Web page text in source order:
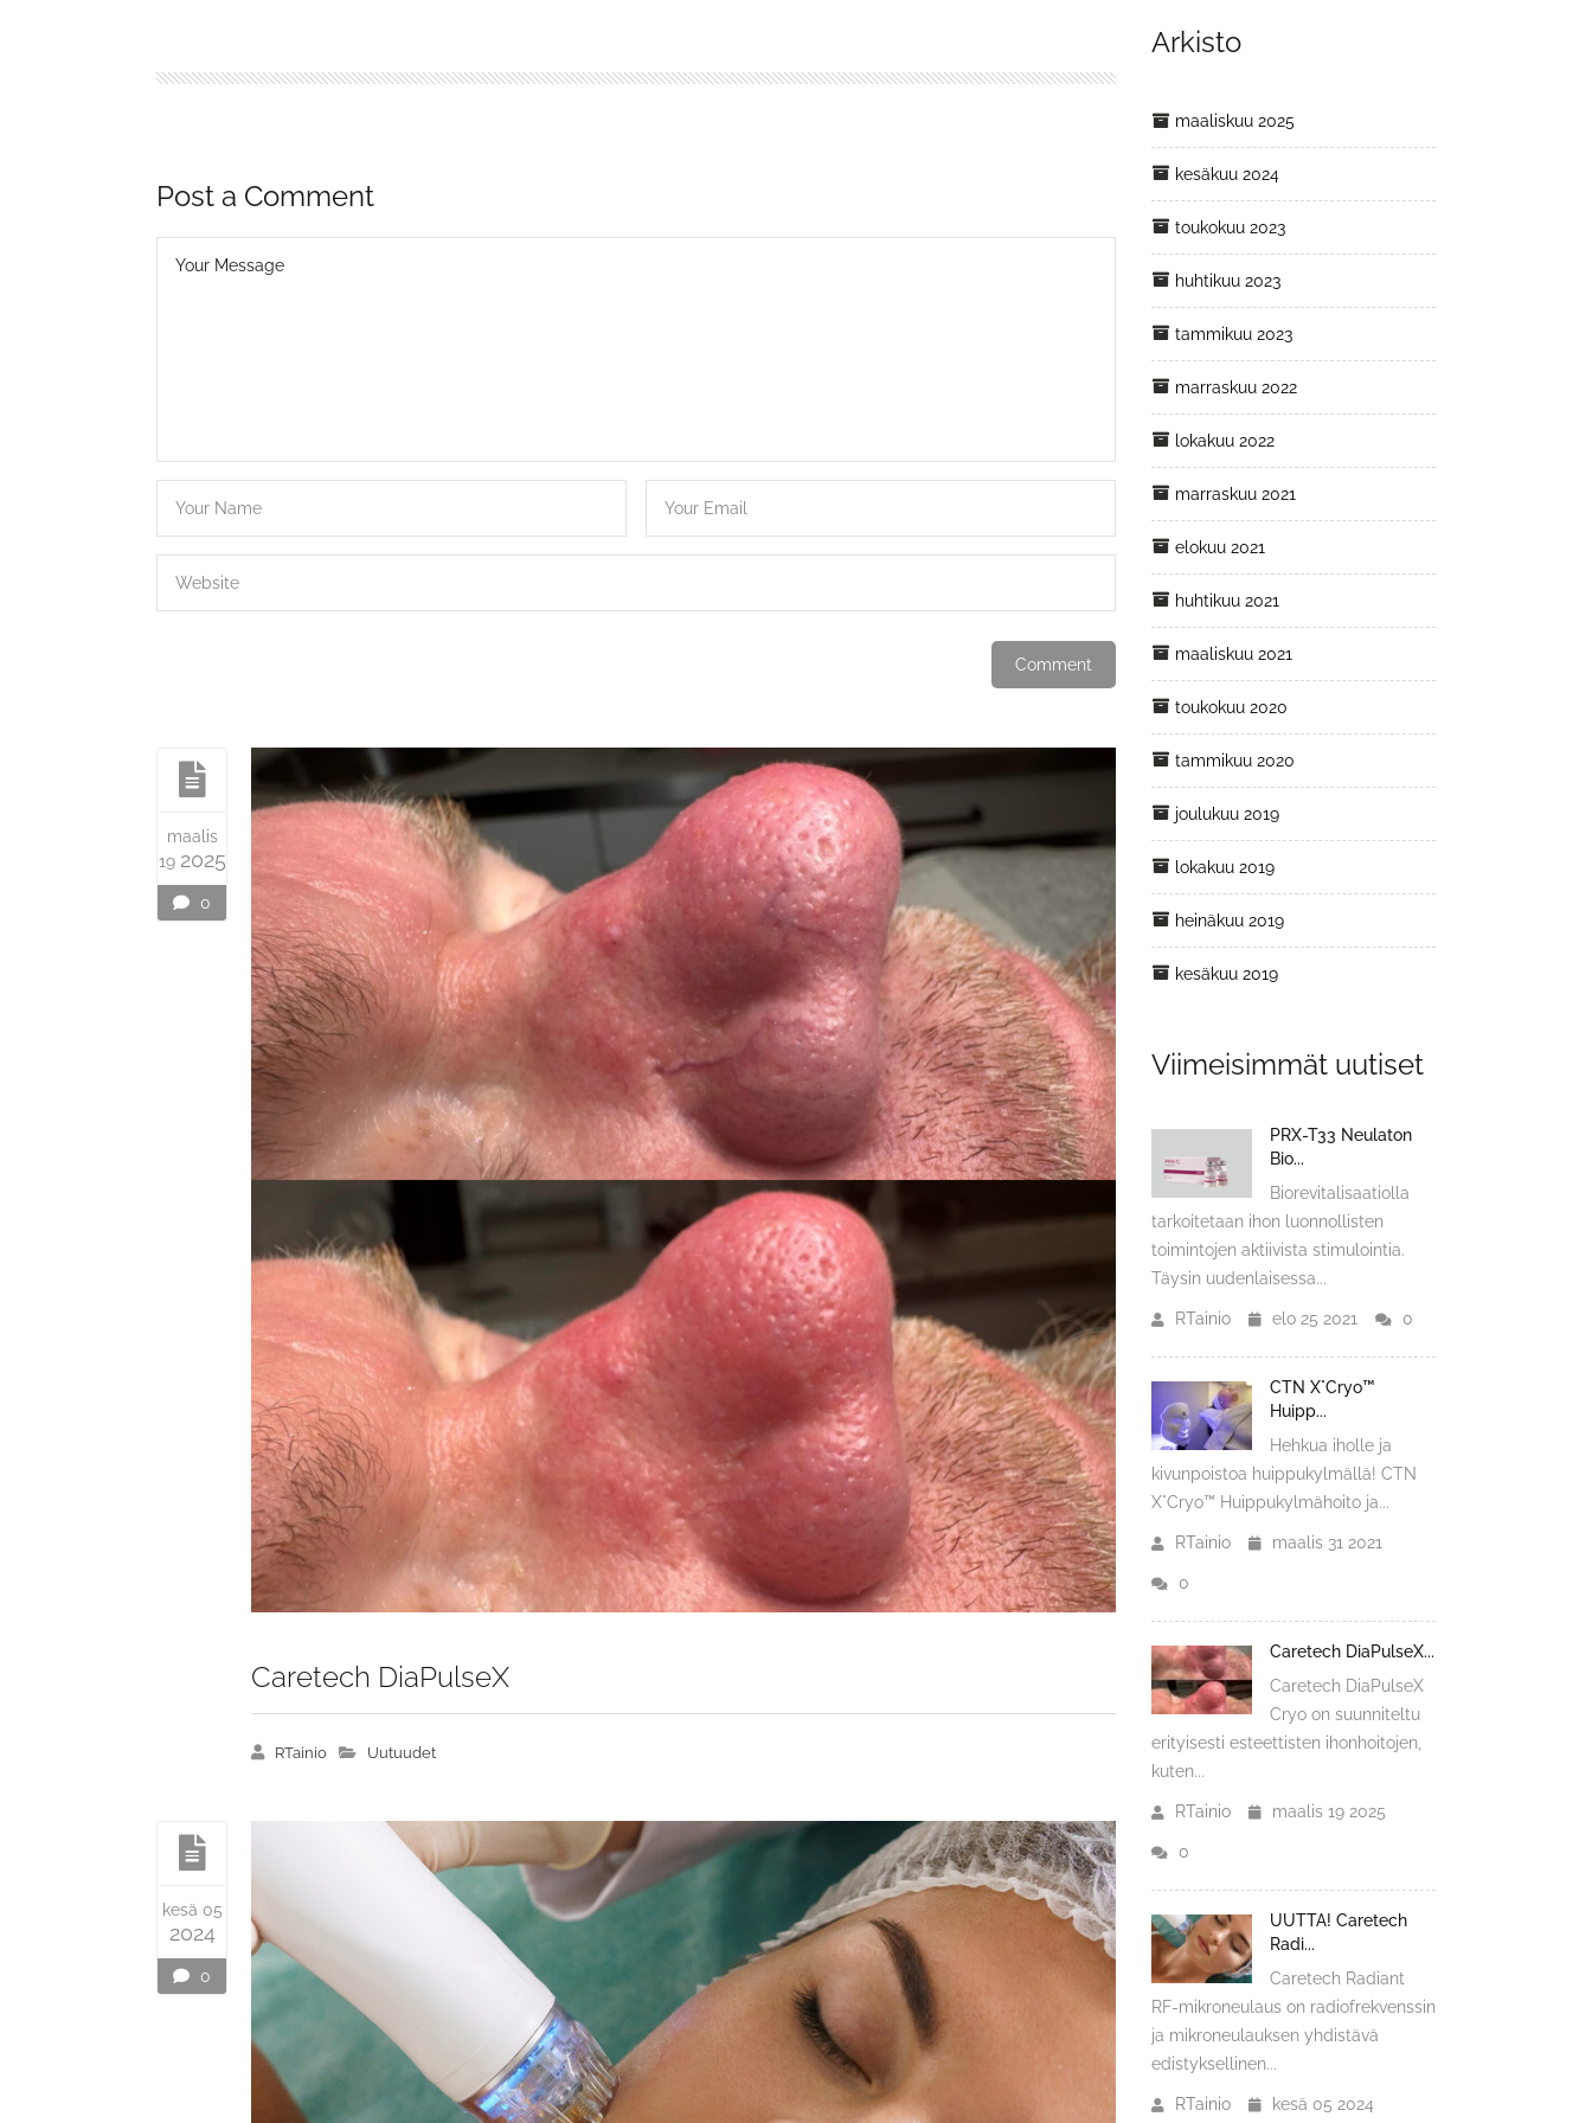
Post a Comment
maalis
19 2025
0
Caretech DiaPulseX
RTainio Uutuudet
kesä 05
2024
0
Arkisto
maaliskuu 2025
kesäkuu 2024
toukokuu 2023
huhtikuu 2023
tammikuu 2023
marraskuu 2022
lokakuu 2022
marraskuu 2021
elokuu 2021
huhtikuu 2021
maaliskuu 2021
toukokuu 2020
tammikuu 2020
joulukuu 2019
lokakuu 2019
heinäkuu 2019
kesäkuu 2019
Viimeisimmät uutiset
PRX-T33 Neulaton
Bio...
Biorevitalisaatiolla
tarkoitetaan ihon luonnollisten
toimintojen aktiivista stimulointia.
Täysin uudenlaisessa...
RTainio elo 25 2021 0
CTN X°Cryo™
Huipp...
Hehkua iholle ja
kivunpoistoa huippukylmällä! CTN
X°Cryo™ Huippukylmähoito ja...
RTainio maalis 31 2021
0
Caretech DiaPulseX...
Caretech DiaPulseX
Cryo on suunniteltu
erityisesti esteettisten ihonhoitojen,
kuten...
RTainio maalis 19 2025
0
UUTTA! Caretech
Radi...
Caretech Radiant
RF-mikroneulaus on radiofrekvenssin
ja mikroneulauksen yhdistävä
edistyksellinen...
RTainio kesä 05 2024